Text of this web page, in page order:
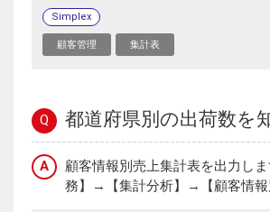
Simplex
顧客管理 集計表
Q 都道府県別の出荷数を
A
顧客情報別売上集計表を出力し
務】→【集計分析】→【顧客情報